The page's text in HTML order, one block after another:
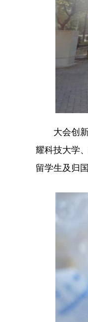
大会创新
耀科技大学
留学生及归